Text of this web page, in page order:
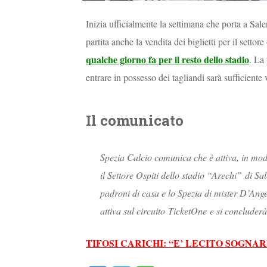
Inizia ufficialmente la settimana che porta a
partita anche la vendita dei biglietti per il
qualche giorno fa per il resto dello stadio. La
entrare in possesso dei tagliandi sarà
Il comunicato
Spezia Calcio comunica che è attiva, in
il Settore Ospiti dello stadio “Arechi” di
padroni di casa e lo Spezia di mister
attiva sul circuito TicketOne e si
TIFOSI CARICHI: “E’ LECITO